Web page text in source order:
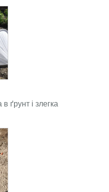
в ґрунт і злегка